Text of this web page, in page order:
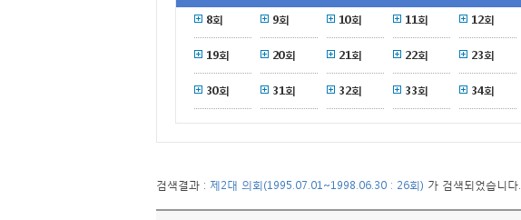
8회
9회 10회 11회 12회
19회 20회 21회 22회 23회
30회 31회 32회 33회 34회
검색결과 : 제2대 의회(1995.07.01~1998.06.30 : 26회) 가 검색되었습니다.